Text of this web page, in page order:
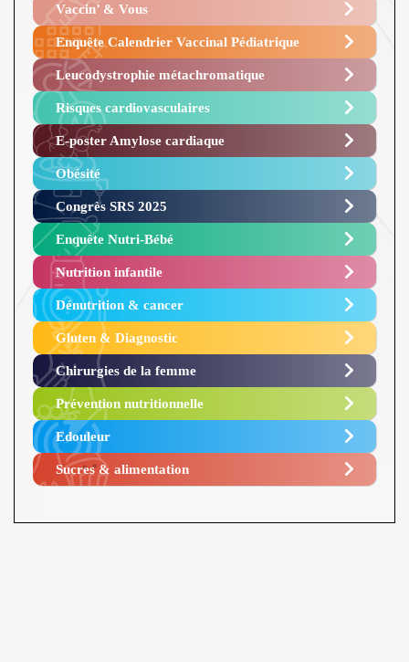
Vaccin’ & Vous
Enquête Calendrier Vaccinal Pédiatrique
Leucodystrophie métachromatique
Risques cardiovasculaires
E-poster Amylose cardiaque ​
Obésité ​
Congrès SRS 2025 ​
Enquête Nutri-Bébé ​
Nutrition infantile
Dénutrition & cancer
Gluten & Diagnostic
Chirurgies de la femme
Prévention nutritionnelle
Edouleur​
Sucres & alimentation​